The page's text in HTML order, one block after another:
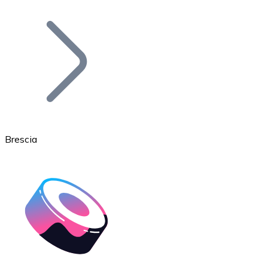
Bitcoin
Ethereum
ETH
Brescia